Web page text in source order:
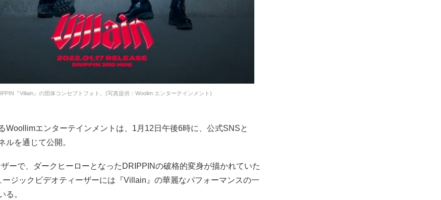
『Villain』の団体コンセプトフォト。(写真提供：Woolim エンターテインメント)
Woollimエンターテインメントは、1月12日午後6時に、公式SNSと
ルを通じて公開。
ーで、ダークヒーローとなったDRIPPINの破格的変身が描かれていた
ージックビデオティーザーには『Villain』の華麗なパフォーマンスの一
る。